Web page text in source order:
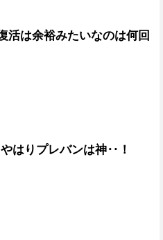
活は余裕みたいなのは何回
はりプレバンは神‥！